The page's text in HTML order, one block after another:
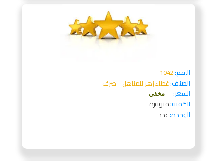
الرقم:1042
الصنف:غطاء زهر للمناهل - صرف
السعر:
مخفي
الكميه:متوفرة
الوحده:عدد